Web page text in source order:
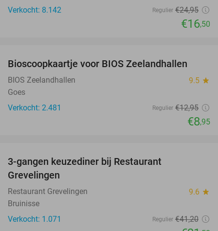
Verkocht: 8.142
Regulier €24,95
€16,50
Bioscoopkaartje voor BIOS Zeelandhallen
BIOS Zeelandhallen 9.5 star
Goes
Verkocht: 2.481
Regulier €12,95
€8,95
3-gangen keuzediner bij Restaurant
Grevelingen
Restaurant Grevelingen 9.6 star
Bruinisse
Verkocht: 1.071
Regulier €41,20